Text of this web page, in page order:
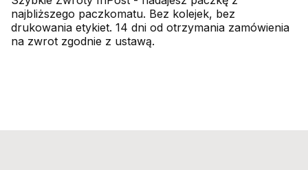
najbliższego paczkomatu. Bez kolejek, bez
drukowania etykiet. 14 dni od otrzymania zamówienia
na zwrot zgodnie z ustawą.